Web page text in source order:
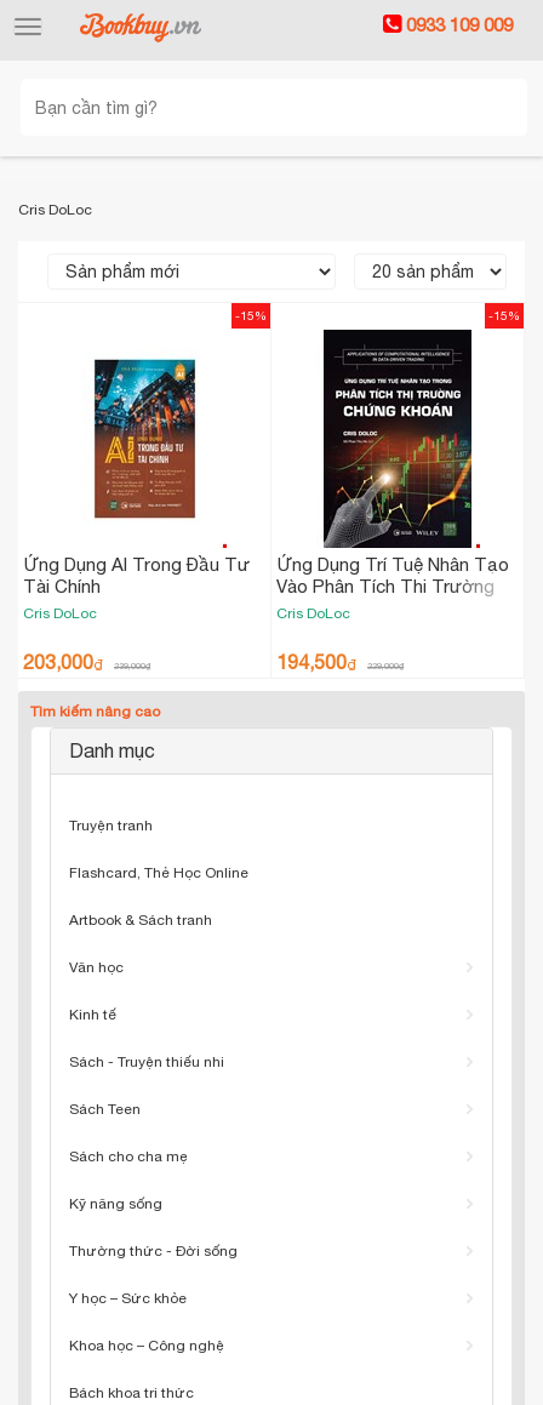
Toggle
0933 109 009
Cris DoLoc
Ứng Dụng AI Trong Đầu Tư
Tài Chính
Cris DoLoc
203,000₫ 239,000₫
-15%
Ứng Dụng Trí Tuệ Nhân Tạo
Vào Phân Tích Thi Trường
Chứng Khoán
Cris DoLoc
194,500₫ 229,000₫
-15%
Tìm kiếm nâng cao
Danh mục
Truyện tranh
Flashcard, Thẻ Học Online
Artbook & Sách tranh
Văn học
Kinh tế
Sách - Truyện thiếu nhi
Sách Teen
Sách cho cha mẹ
Kỹ năng sống
Thường thức - Đời sống
Y học – Sức khỏe
Khoa học – Công nghệ
Bách khoa tri thức